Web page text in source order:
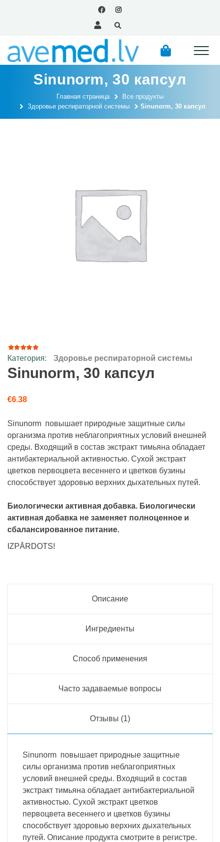
Sinunorm, 30 капсул
Главная страница
Все продукты
Здоровье респираторной системы
Sinunorm, 30 капсул
Рейтинг
5.00
5 на
1
пользователя
Категория: Здоровье респираторной системы
Sinunorm, 30 капсул
€6.38
Sinunorm повышает природные защитные силы
организма против неблагоприятных условий внешней
среды. Входящий в состав экстракт тимьяна обладает
антибактериальной активностью. Сухой экстракт
цветков первоцвета весеннего и цветков бузины
способствует здоровью верхних дыхательных путей.
Биологически активная добавка. Биологически
активная добавка не заменяет полноценное и
сбалансированное питание.
IZPĀRDOTS!
Описание
Ингредиенты
Способ применения
Часто задаваемые вопросы
Отзывы (1)
Sinunorm повышает природные защитные
силы организма против неблагоприятных
условий внешней среды. Входящий в состав
экстракт тимьяна обладает антибактериальной
активностью. Сухой экстракт цветков
первоцвета весеннего и цветков бузины
способствует здоровью верхних дыхательных
путей. Описание продукта смотрите в регистре.